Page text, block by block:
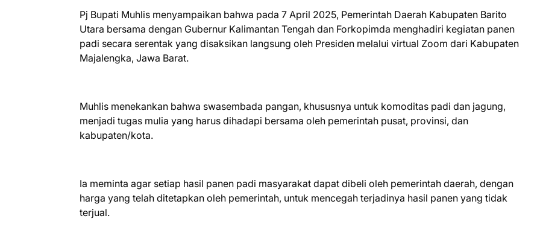
Pj Bupati Muhlis menyampaikan bahwa pada 7 April 2025, Pemerintah Daerah Kabupaten Barito
Utara bersama dengan Gubernur Kalimantan Tengah dan Forkopimda menghadiri kegiatan panen
padi secara serentak yang disaksikan langsung oleh Presiden melalui virtual Zoom dari Kabupaten
Majalengka, Jawa Barat.
Muhlis menekankan bahwa swasembada pangan, khususnya untuk komoditas padi dan jagung,
menjadi tugas mulia yang harus dihadapi bersama oleh pemerintah pusat, provinsi, dan
kabupaten/kota.
Ia meminta agar setiap hasil panen padi masyarakat dapat dibeli oleh pemerintah daerah, dengan
harga yang telah ditetapkan oleh pemerintah, untuk mencegah terjadinya hasil panen yang tidak
terjual.